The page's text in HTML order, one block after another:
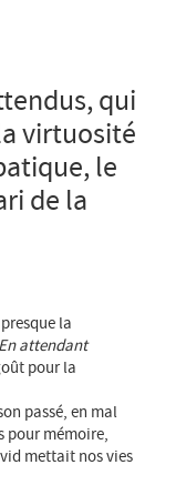
qui
virtuosité
le
de la
la
En attendant
pour la
passé, en mal
pour mémoire,
mettait nos vies